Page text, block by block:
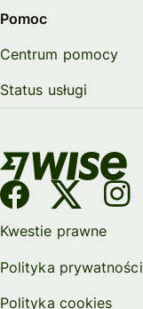
Pomoc
Centrum pomocy
Status usługi
Kwestie prawne
Polityka prywatności
Polityka cookies